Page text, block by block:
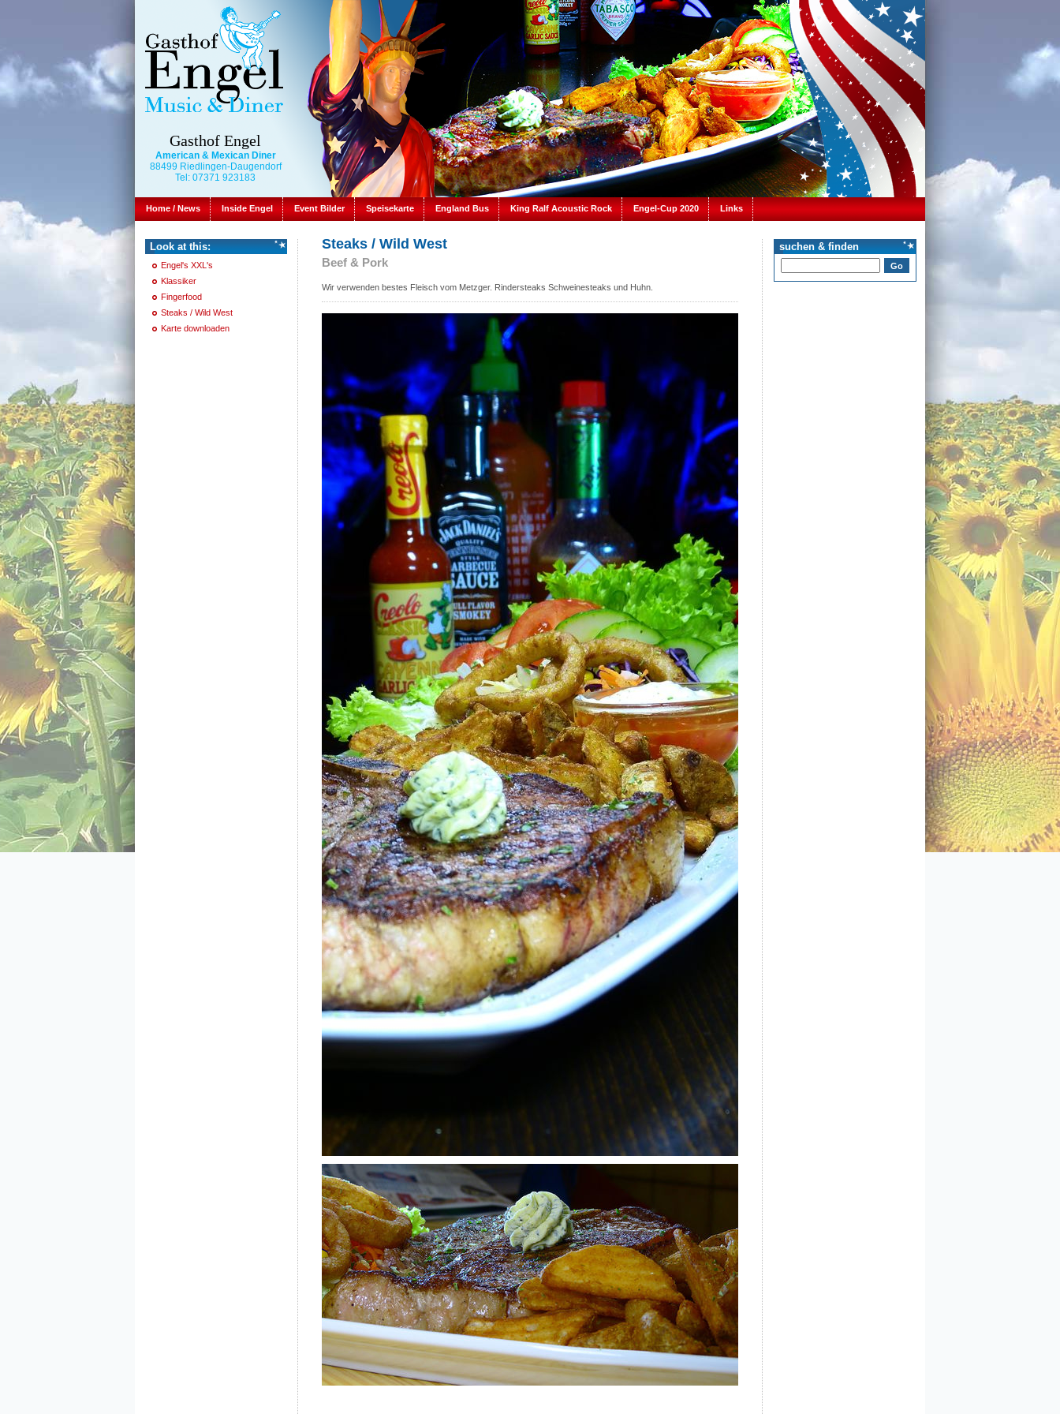
Gasthof Engel
American & Mexican Diner
88499 Riedlingen-Daugendorf
Tel: 07371 923183
Home / News Inside Engel Event Bilder Speisekarte England Bus King Ralf Acoustic Rock Engel-Cup 2020 Links
Look at this:
Engel's XXL's
Klassiker
Fingerfood
Steaks / Wild West
Karte downloaden
Steaks / Wild West
Beef & Pork
Wir verwenden bestes Fleisch vom Metzger. Rindersteaks Schweinesteaks und Huhn.
suchen & finden